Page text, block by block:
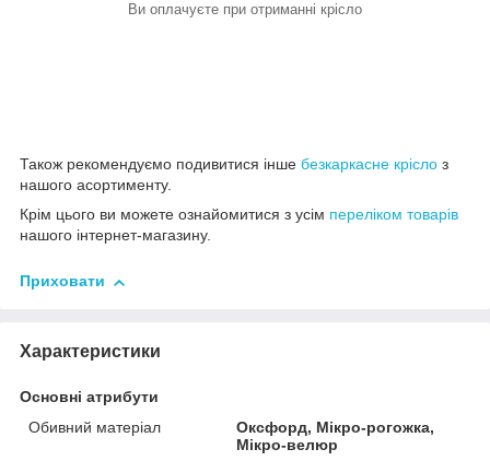
Ви оплачуєте при отриманні крісло
Також рекомендуємо подивитися інше безкаркасне крісло з
нашого асортименту.
Крім цього ви можете ознайомитися з усім переліком товарів
нашого інтернет-магазину.
Приховати
Характеристики
Основні атрибути
Обивний матеріал
Оксфорд, Мікро-рогожка,
Мікро-велюр